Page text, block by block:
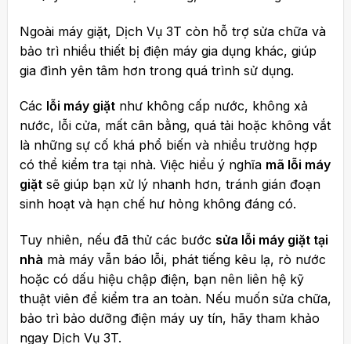
Ngoài máy giặt, Dịch Vụ 3T còn hỗ trợ sửa chữa và
bảo trì nhiều thiết bị điện máy gia dụng khác, giúp
gia đình yên tâm hơn trong quá trình sử dụng.
Các lỗi máy giặtnhư không cấp nước, không xả
nước, lỗi cửa, mất cân bằng, quá tải hoặc không vắt
là những sự cố khá phổ biến và nhiều trường hợp
có thể kiểm tra tại nhà. Việc hiểu ý nghĩa mã lỗi máy
giặtsẽ giúp bạn xử lý nhanh hơn, tránh gián đoạn
sinh hoạt và hạn chế hư hỏng không đáng có.
Tuy nhiên, nếu đã thử các bước sửa lỗi máy giặt tại
nhà mà máy vẫn báo lỗi, phát tiếng kêu lạ, rò nước
hoặc có dấu hiệu chập điện, bạn nên liên hệ kỹ
thuật viên để kiểm tra an toàn. Nếu muốn sửa chữa,
bảo trì bảo dưỡng điện máy uy tín, hãy tham khảo
ngay Dịch Vụ 3T.